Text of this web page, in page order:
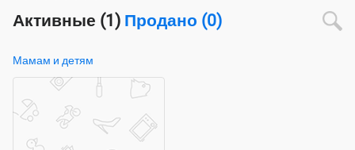
Активные (1) Продано (0)
Мамам и детям